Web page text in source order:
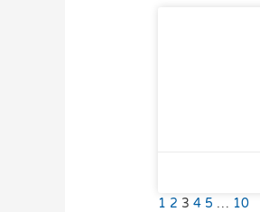
1 2 3 4 5 … 10